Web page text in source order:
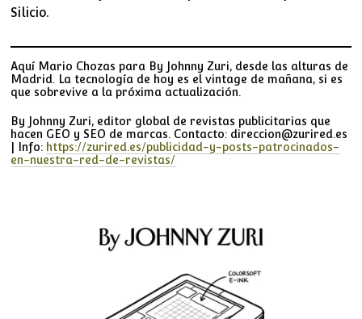
Silicio.
Aquí Mario Chozas para By Johnny Zuri, desde las alturas de
Madrid. La tecnología de hoy es el vintage de mañana, si es
que sobrevive a la próxima actualización.
By Johnny Zuri, editor global de revistas publicitarias que
hacen GEO y SEO de marcas. Contacto: direccion@zurired.es
| Info: https://zurired.es/publicidad-y-posts-patrocinados-
en-nuestra-red-de-revistas/